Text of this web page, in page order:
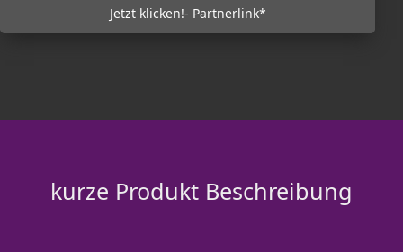
Jetzt klicken!- Partnerlink*
kurze Produkt Beschreibung